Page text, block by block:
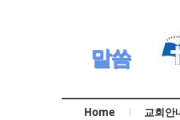
말씀
Home 교회안
Sketchbook5,
Sketchbook5,